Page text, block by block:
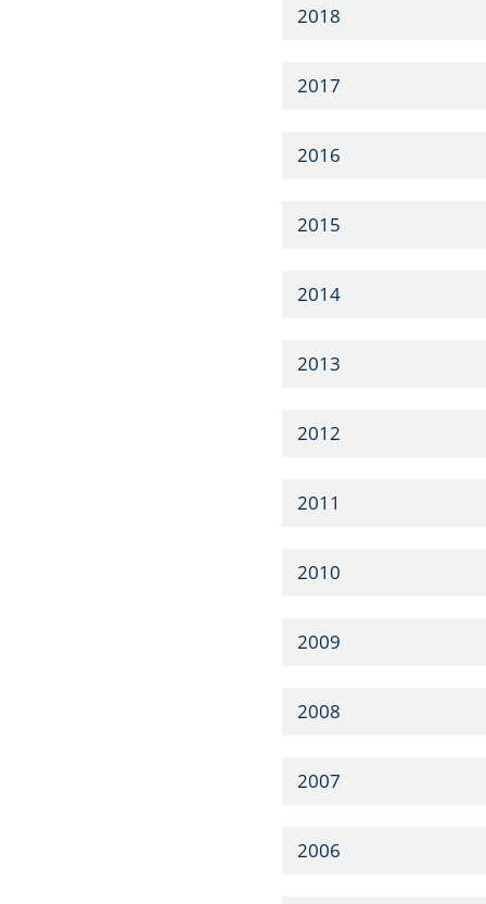
2018
2017
2016
2015
2014
2013
2012
2011
2010
2009
2008
2007
2006